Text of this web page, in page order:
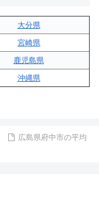
大分県
宮崎県
鹿児島県
沖縄県
広島県府中市の平均